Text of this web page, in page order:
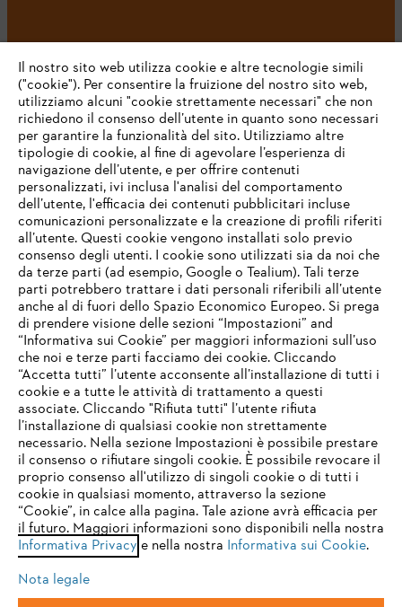
#STIHL
L’azienda
STIHL FAQ
Service
Termini e condizioni generali Privacy policy
Note legali Cookies Informazioni legali
Andreas STIHL S.p.A. - Viale delle Industrie, 15
20040 Cambiago (MI)
Email:info@stihl.it
PEC:amministrazione@stihl-pec.it
IHR BROWSER WIRD NICHT
UNTERSTÜTZT
Sie nutzen einen Browser, den wir noch nicht unterstützen. Für
eine optimale Nutzung unserer Seite empfehlen wir Ihnen, zu
einem der folgenden Browser zu wechseln:
firefox chrome
safari edge
Il nostro sito web utilizza cookie e altre tecnologie simili
("cookie"). Per consentire la fruizione del nostro sito web,
utilizziamo alcuni "cookie strettamente necessari" che non
richiedono il consenso dell’utente in quanto sono necessari
per garantire la funzionalità del sito. Utilizziamo altre
tipologie di cookie, al fine di agevolare l’esperienza di
navigazione dell’utente, e per offrire contenuti
personalizzati, ivi inclusa l'analisi del comportamento
dell’utente, l'efficacia dei contenuti pubblicitari incluse
comunicazioni personalizzate e la creazione di profili riferiti
all’utente. Questi cookie vengono installati solo previo
consenso degli utenti. I cookie sono utilizzati sia da noi che
da terze parti (ad esempio, Google o Tealium). Tali terze
parti potrebbero trattare i dati personali riferibili all’utente
anche al di fuori dello Spazio Economico Europeo. Si prega
di prendere visione delle sezioni “Impostazioni” and
“Informativa sui Cookie” per maggiori informazioni sull’uso
che noi e terze parti facciamo dei cookie. Cliccando
“Accetta tutti” l’utente acconsente all’installazione di tutti i
cookie e a tutte le attività di trattamento a questi
associate. Cliccando "Rifiuta tutti" l’utente rifiuta
l’installazione di qualsiasi cookie non strettamente
necessario. Nella sezione Impostazioni è possibile prestare
il consenso o rifiutare singoli cookie. È possibile revocare il
proprio consenso all'utilizzo di singoli cookie o di tutti i
cookie in qualsiasi momento, attraverso la sezione
“Cookie”, in calce alla pagina. Tale azione avrà efficacia per
il futuro. Maggiori informazioni sono disponibili nella nostra
Informativa Privacy e nella nostra Informativa sui Cookie.
Nota legale